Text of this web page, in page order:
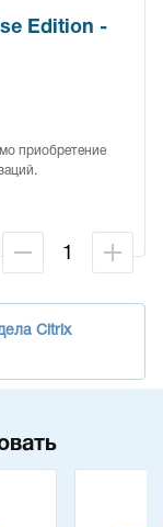
Edition -
приобретение
Citrix